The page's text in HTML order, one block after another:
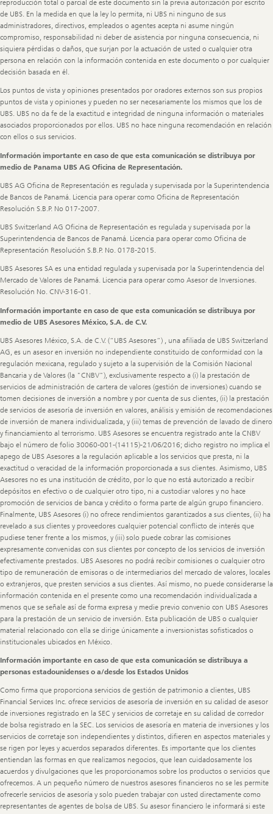
reproducción total o parcial de este documento sin la previa autorización por escrito
de UBS. En la medida en que la ley lo permita, ni UBS ni ninguno de sus
administradores, directivos, empleados o agentes acepta ni asume ningún
compromiso, responsabilidad ni deber de asistencia por ninguna consecuencia, ni
siquiera pérdidas o daños, que surjan por la actuación de usted o cualquier otra
persona en relación con la información contenida en este documento o por cualquier
decisión basada en él.
Los puntos de vista y opiniones presentados por oradores externos son sus propios
puntos de vista y opiniones y pueden no ser necesariamente los mismos que los de
UBS. UBS no da fe de la exactitud e integridad de ninguna información o materiales
asociados proporcionados por ellos. UBS no hace ninguna recomendación en relación
con ellos o sus servicios.
Información importante en caso de que esta comunicación se distribuya por
medio de Panama UBS AG Oficina de Representación.
UBS AG Oficina de Representación es regulada y supervisada por la Superintendencia
de Bancos de Panamá. Licencia para operar como Oficina de Representación
Resolución S.B.P. No 017-2007.
UBS Switzerland AG Oficina de Representación es regulada y supervisada por la
Superintendencia de Bancos de Panamá. Licencia para operar como Oficina de
Representación Resolución S.B.P. No. 0178-2015.
UBS Asesores SA es una entidad regulada y supervisada por la Superintendencia del
Mercado de Valores de Panamá. Licencia para operar como Asesor de Inversiones.
Resolución No. CNV-316-01.
Información importante en caso de que esta comunicación se distribuya por
medio de UBS Asesores México, S.A. de C.V.
UBS Asesores México, S.A. de C.V. (“UBS Asesores”) , una afiliada de UBS Switzerland
AG, es un asesor en inversión no independiente constituido de conformidad con la
regulación mexicana, regulado y sujeto a la supervisión de la Comisión Nacional
Bancaria y de Valores (la "CNBV"), exclusivamente respecto a (i) la prestación de
servicios de administración de cartera de valores (gestión de inversiones) cuando se
tomen decisiones de inversión a nombre y por cuenta de sus clientes, (ii) la prestación
de servicios de asesoría de inversión en valores, análisis y emisión de recomendaciones
de inversión de manera individualizada, y (iii) temas de prevención de lavado de dinero
y financiamiento al terrorismo. UBS Asesores se encuentra registrado ante la CNBV
bajo el número de folio 30060-001-(14115)-21/06/2016; dicho registro no implica el
apego de UBS Asesores a la regulación aplicable a los servicios que presta, ni la
exactitud o veracidad de la información proporcionada a sus clientes. Asimismo, UBS
Asesores no es una institución de crédito, por lo que no está autorizado a recibir
depósitos en efectivo o de cualquier otro tipo, ni a custodiar valores y no hace
promoción de servicios de banca y crédito o forma parte de algún grupo financiero.
Finalmente, UBS Asesores (i) no ofrece rendimientos garantizados a sus clientes, (ii) ha
revelado a sus clientes y proveedores cualquier potencial conflicto de interés que
pudiese tener frente a los mismos, y (iii) solo puede cobrar las comisiones
expresamente convenidas con sus clientes por concepto de los servicios de inversión
efectivamente prestados. UBS Asesores no podrá recibir comisiones o cualquier otro
tipo de remuneración de emisoras o de intermediarios del mercado de valores, locales
o extranjeros, que presten servicios a sus clientes. Así mismo, no puede considerarse la
información contenida en el presente como una recomendación individualizada a
menos que se señale así de forma expresa y medie previo convenio con UBS Asesores
para la prestación de un servicio de inversión. Esta publicación de UBS o cualquier
material relacionado con ella se dirige únicamente a inversionistas sofisticados o
institucionales ubicados en México.
Información importante en caso de que esta comunicación se distribuya a
personas estadounidenses o a/desde los Estados Unidos
Como firma que proporciona servicios de gestión de patrimonio a clientes, UBS
Financial Services Inc. ofrece servicios de asesoría de inversión en su calidad de asesor
de inversiones registrado en la SEC y servicios de corretaje en su calidad de corredor
de bolsa registrado en la SEC. Los servicios de asesoría en materia de inversiones y los
servicios de corretaje son independientes y distintos, difieren en aspectos materiales y
se rigen por leyes y acuerdos separados diferentes. Es importante que los clientes
entiendan las formas en que realizamos negocios, que lean cuidadosamente los
acuerdos y divulgaciones que les proporcionamos sobre los productos o servicios que
ofrecemos. A un pequeño número de nuestros asesores financieros no se les permite
ofrecerle servicios de asesoría y solo pueden trabajar con usted directamente como
representantes de agentes de bolsa de UBS. Su asesor financiero le informará si este